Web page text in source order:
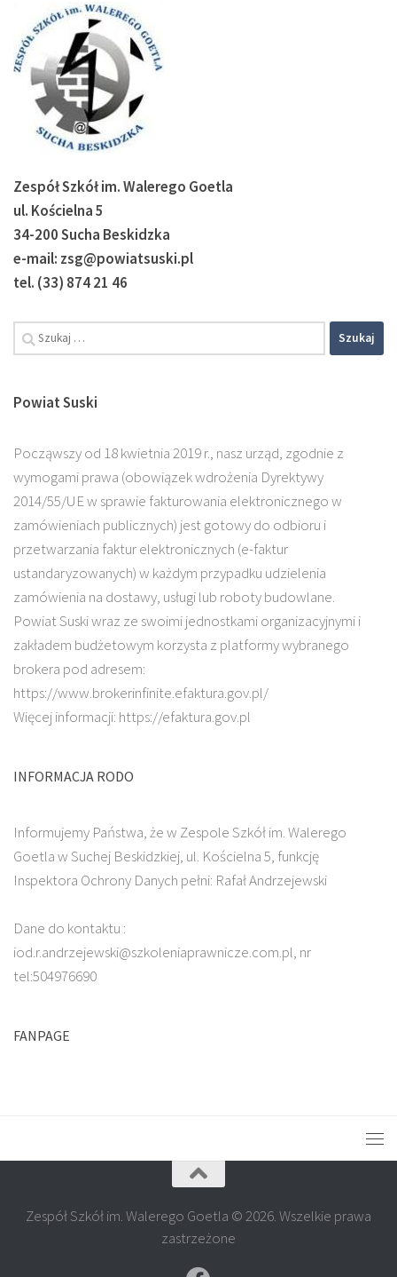
Zespół Szkół im. Walerego Goetla
ul. Kościelna 5
34-200 Sucha Beskidzka
e-mail: zsg@powiatsuski.pl
tel. (33) 874 21 46
Powiat Suski
Począwszy od 18 kwietnia 2019 r., nasz urząd, zgodnie z
wymogami prawa (obowiązek wdrożenia Dyrektywy
2014/55/UE w sprawie fakturowania elektronicznego w
zamówieniach publicznych) jest gotowy do odbioru i
przetwarzania faktur elektronicznych (e-faktur
ustandaryzowanych) w każdym przypadku udzielenia
zamówienia na dostawy, usługi lub roboty budowlane.
Powiat Suski wraz ze swoimi jednostkami organizacyjnymi i
zakładem budżetowym korzysta z platformy wybranego
brokera pod adresem:
https://www.brokerinfinite.efaktura.gov.pl/
Więcej informacji: https://efaktura.gov.pl
INFORMACJA RODO
Informujemy Państwa, że w Zespole Szkół im. Walerego
Goetla w Suchej Beskidzkiej, ul. Kościelna 5, funkcję
Inspektora Ochrony Danych pełni: Rafał Andrzejewski
Dane do kontaktu :
iod.r.andrzejewski@szkoleniaprawnicze.com.pl, nr
tel:504976690
FANPAGE
Zespół Szkół im. Walerego Goetla © 2026. Wszelkie prawa
zastrzeżone